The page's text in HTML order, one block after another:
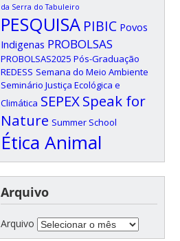
da Serra do Tabuleiro
PESQUISA PIBIC Povos
Indigenas PROBOLSAS
PROBOLSAS2025 Pós-Graduação
REDESS Semana do Meio Ambiente
Seminário Justiça Ecológica e
Climática SEPEXSpeak for
Nature Summer School
Ética Animal
Arquivo
Arquivo